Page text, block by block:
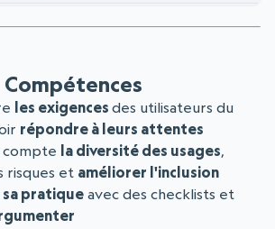
Compétences
les exigences des utilisateurs du
répondre à leurs attentes
compte la diversité des usages,
risques et améliorer l'inclusion
pratiqueavec des checklists et